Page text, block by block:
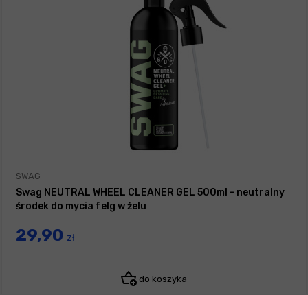
SWAG
Swag NEUTRAL WHEEL CLEANER GEL 500ml - neutralny
środek do mycia felg w żelu
29,90 zł
do koszyka